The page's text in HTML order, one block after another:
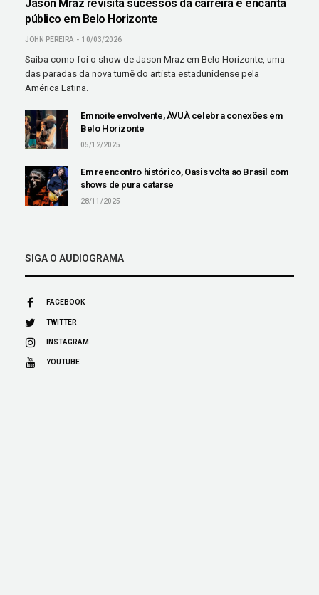
Jason Mraz revisita sucessos da carreira e encanta
público em Belo Horizonte
JOHN PEREIRA 10/03/2026
Saiba como foi o show de Jason Mraz em Belo Horizonte, uma
das paradas da nova turnê do artista estadunidense pela
América Latina.
Em noite envolvente, ÀVUÀ celebra conexões em
Belo Horizonte
05/12/2025
Em reencontro histórico, Oasis volta ao Brasil com
shows de pura catarse
28/11/2025
SIGA O AUDIOGRAMA
FACEBOOK
TWITTER
INSTAGRAM
YOUTUBE